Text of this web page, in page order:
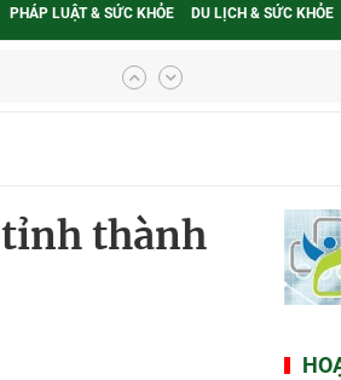
PHÁP LUẬT & SỨC KHỎE DU LỊCH & SỨC KHỎE
tỉnh thành